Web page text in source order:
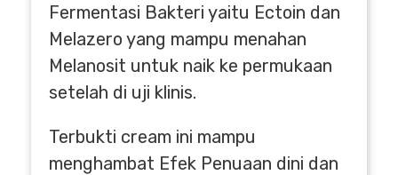
Fermentasi Bakteri yaitu Ectoin dan
Melazero yang mampu menahan
Melanosit untuk naik ke permukaan
setelah di uji klinis.
Terbukti cream ini mampu
menghambat Efek Penuaan dini dan